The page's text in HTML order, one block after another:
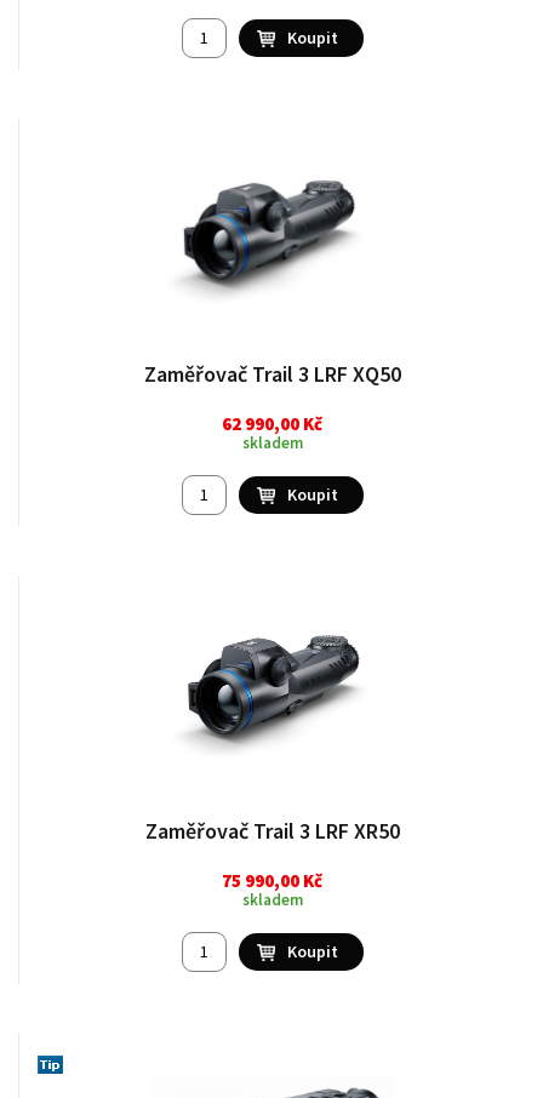
Zaměřovač Trail 3 LRF XQ50
62 990,00 Kč
skladem
Zaměřovač Trail 3 LRF XR50
75 990,00 Kč
skladem